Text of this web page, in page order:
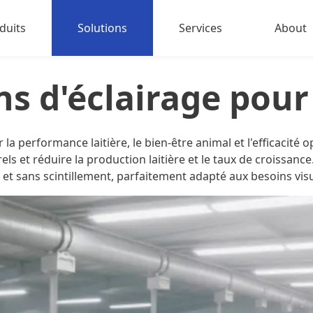
sportif à LED
pour volailles et bétail
industriel
extérieurs à LED
puissance
Solutions Services About
d'éclairage
la performance laitière, le bien-être animal et
et réduire la production laitière et le taux de
sans scintillement, parfaitement adapté aux besoins